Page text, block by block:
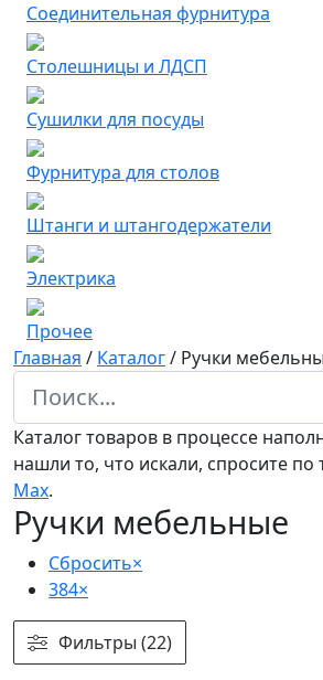
Соединительная фурнитура
Столешницы и ЛДСП
Сушилки для посуды
Фурнитура для столов
Штанги и штангодержатели
Электрика
Прочее
Главная / Каталог/ Ручки
Каталог товаров в процессе
нашли то, что искали, спросите по
Мах.
Ручки мебельные
Сбросить×
384×
Фильтры (22)